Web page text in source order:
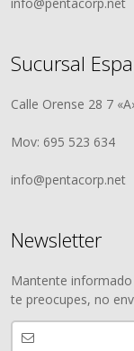
Sucursal
Calle Orense 28 7
Mov: 695 523 634
info@pentacorp.net
Newsletter
Mantente
te preocupes, no